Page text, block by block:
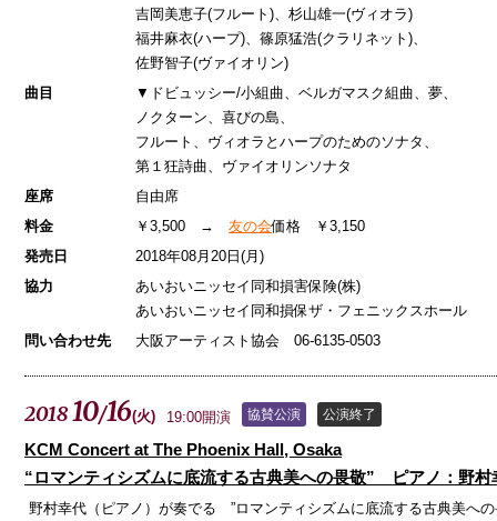
吉岡美恵子(フルート)、杉山雄一(ヴィオラ)
福井麻衣(ハープ)、篠原猛浩(クラリネット)、
佐野智子(ヴァイオリン)
曲目
▼ドビュッシー/小組曲、ベルガマスク組曲、夢、
ノクターン、喜びの島、
フルート、ヴィオラとハープのためのソナタ、
第１狂詩曲、ヴァイオリンソナタ
座席
自由席
料金
￥3,500 → 友の会価格 ￥3,150
発売日
2018年08月20日(月)
協力
あいおいニッセイ同和損害保険(株)
あいおいニッセイ同和損保ザ・フェニックスホール
問い合わせ先
大阪アーティスト協会 06-6135-0503
201810/16(火) 19:00開演 協賛公演 公演終了
KCM Concert at The Phoenix Hall, Osaka
“ロマンティシズムに底流する古典美への畏敬” ピアノ：野村
野村幸代（ピアノ）が奏でる ”ロマンティシズムに底流する古典美への